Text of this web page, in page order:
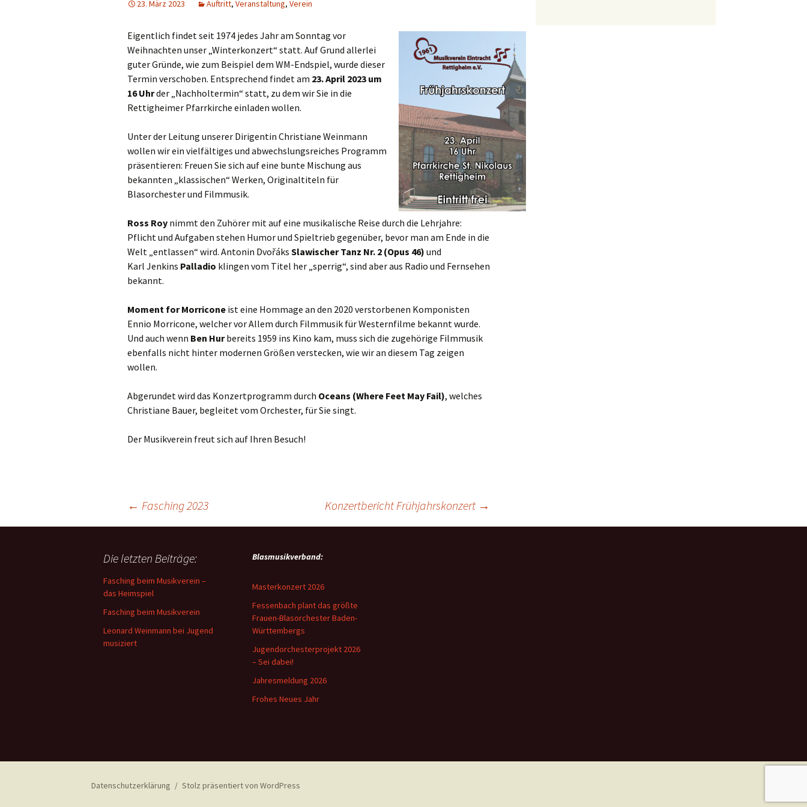
2000 – 2009
2010 – 2019
23. März 2023 Auftritt, Veranstaltung, Verein
Eigentlich findet seit 1974 jedes Jahr am Sonntag vor
Weihnachten unser „Winterkonzert“ statt. Auf Grund allerlei
guter Gründe, wie zum Beispiel dem WM-Endspiel, wurde dieser
Termin verschoben. Entsprechend findet am 23. April 2023 um
16 Uhrder „Nachholtermin“ statt, zu dem wir Sie in die
Rettigheimer Pfarrkirche einladen wollen.
Unter der Leitung unserer Dirigentin Christiane Weinmann
wollen wir ein vielfältiges und abwechslungsreiches Programm
präsentieren: Freuen Sie sich auf eine bunte Mischung aus
bekannten „klassischen“ Werken, Originaltiteln für
Blasorchester und Filmmusik.
Ross Roy nimmt den Zuhörer mit auf eine musikalische Reise durch die Lehrjahre:
Pflicht und Aufgaben stehen Humor und Spieltrieb gegenüber, bevor man am Ende in die
Welt „entlassen“ wird. Antonin Dvořáks Slawischer Tanz Nr. 2 (Opus 46) und
Karl Jenkins Palladio klingen vom Titel her „sperrig“, sind aber aus Radio und Fernsehen
bekannt.
Moment for Morricone ist eine Hommage an den 2020 verstorbenen Komponisten
Ennio Morricone, welcher vor Allem durch Filmmusik für Westernfilme bekannt wurde.
Und auch wenn Ben Hurbereits 1959 ins Kino kam, muss sich die zugehörige Filmmusik
ebenfalls nicht hinter modernen Größen verstecken, wie wir an diesem Tag zeigen
wollen.
Abgerundet wird das Konzertprogramm durch Oceans (Where Feet May Fail), welches
Christiane Bauer, begleitet vom Orchester, für Sie singt.
Der Musikverein freut sich auf Ihren Besuch!
Beitragsnavigation
← Fasching 2023 Konzertbericht Frühjahrskonzert →
Die letzten Beiträge:
Fasching beim Musikverein –
das Heimspiel
Fasching beim Musikverein
Leonard Weinmann bei Jugend
musiziert
Blasmusikverband:
Masterkonzert 2026
Fessenbach plant das größte
Frauen-Blasorchester Baden-
Württembergs
Jugendorchesterprojekt 2026
– Sei dabei!
Jahresmeldung 2026
Frohes Neues Jahr
Datenschutzerklärung Stolz präsentiert von WordPress